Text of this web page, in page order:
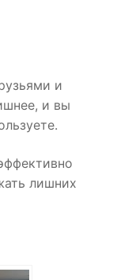
и
и вы
лишних